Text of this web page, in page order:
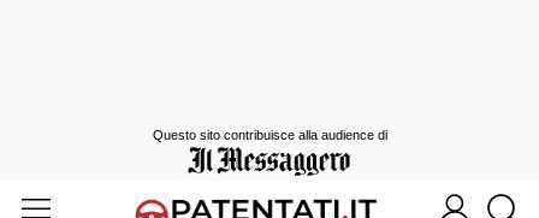
Questo sito contribuisce alla audience di